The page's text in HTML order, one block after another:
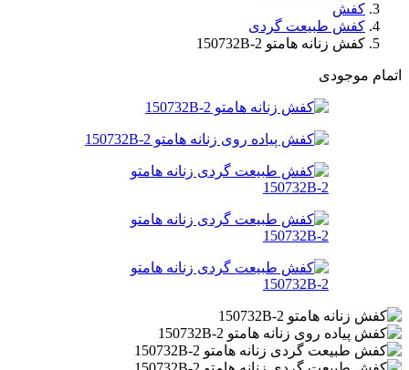
کفش
کفش طبیعت گردی
کفش زنانه هامتو 150732B-2
اتمام موجودی